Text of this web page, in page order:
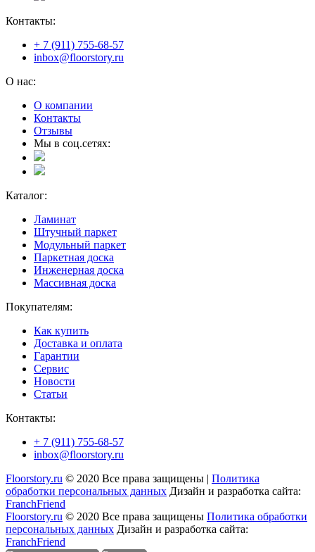
Контакты:
+ 7 (911) 755-68-57
inbox@floorstory.ru
О нас:
О компании
Контакты
Отзывы
Мы в соц.сетях:
Каталог:
Ламинат
Штучный паркет
Модульный паркет
Паркетная доска
Инженерная доска
Массивная доска
Покупателям:
Как купить
Доставка и оплата
Гарантии
Сервис
Новости
Статьи
Контакты:
+ 7 (911) 755-68-57
inbox@floorstory.ru
Floorstory.ru © 2020 Все права защищены | Политика
обработки персональных данных Дизайн и разработка сайта:
FranchFriend
Floorstory.ru © 2020 Все права защищены Политика обработки
персональных данных Дизайн и разработка сайта:
FranchFriend